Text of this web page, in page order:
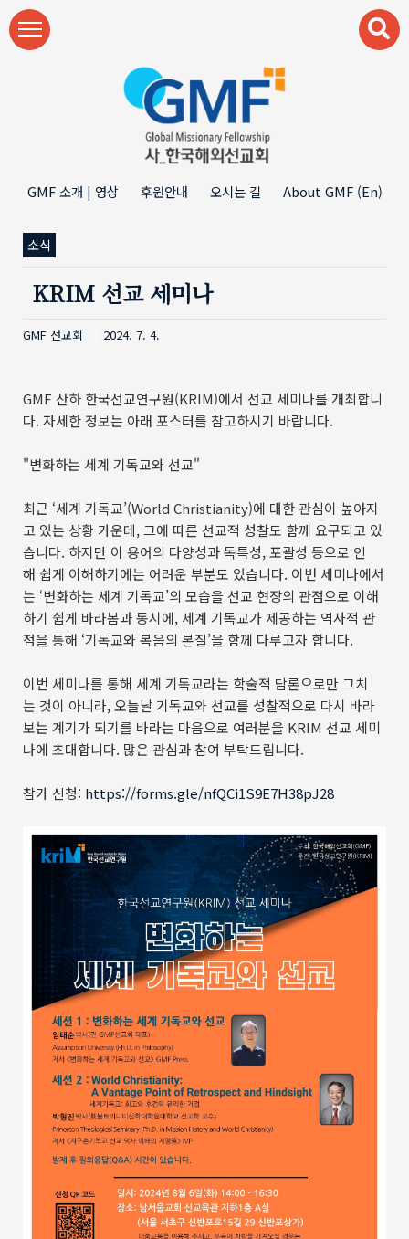
본문 바로가기
GMF 소개 | 영상 후원안내 오시는 길 About GMF (En)
소식
KRIM 선교 세미나
GMF 선교회 2024. 7. 4.
GMF 산하 한국선교연구원(KRIM)에서 선교 세미나를 개최합니
다. 자세한 정보는 아래 포스터를 참고하시기 바랍니다.
"변화하는 세계 기독교와 선교"
최근 ‘세계 기독교’(World Christianity)에 대한 관심이 높아지
고 있는 상황 가운데, 그에 따른 선교적 성찰도 함께 요구되고 있
습니다. 하지만 이 용어의 다양성과 독특성, 포괄성 등으로 인
해 쉽게 이해하기에는 어려운 부분도 있습니다. 이번 세미나에서
는 ‘변화하는 세계 기독교’의 모습을 선교 현장의 관점으로 이해
하기 쉽게 바라봄과 동시에, 세계 기독교가 제공하는 역사적 관
점을 통해 ‘기독교와 복음의 본질’을 함께 다루고자 합니다.
이번 세미나를 통해 세계 기독교라는 학술적 담론으로만 그치
는 것이 아니라, 오늘날 기독교와 선교를 성찰적으로 다시 바라
보는 계기가 되기를 바라는 마음으로 여러분을 KRIM 선교 세미
나에 초대합니다. 많은 관심과 참여 부탁드립니다.
참가 신청: https://forms.gle/nfQCi1S9E7H38pJ28